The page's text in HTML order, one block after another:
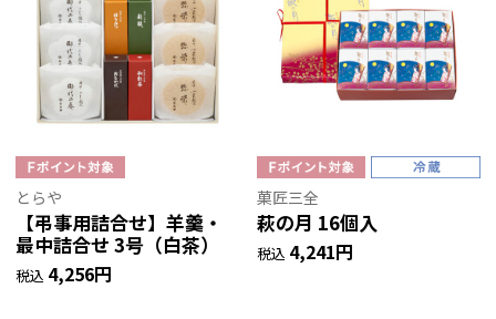
とらや
【弔事用詰合せ】羊羹・
最中詰合せ 3号（白茶）
税込 4,256円
菓匠三全
萩の月 16個入
税込 4,241円